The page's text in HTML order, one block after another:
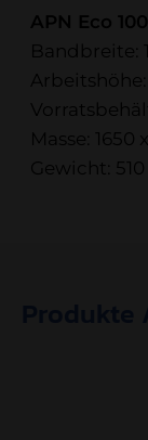
APN Eco
Bandbreite:
Masse: 1650
Gewicht: